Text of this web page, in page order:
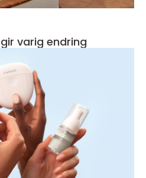
varig endring